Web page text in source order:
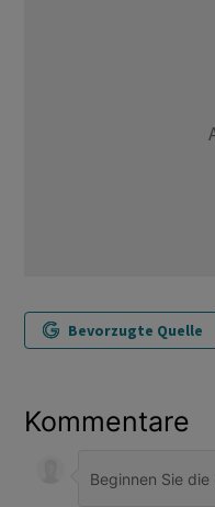
Bevorzugte Quelle
Kommentare